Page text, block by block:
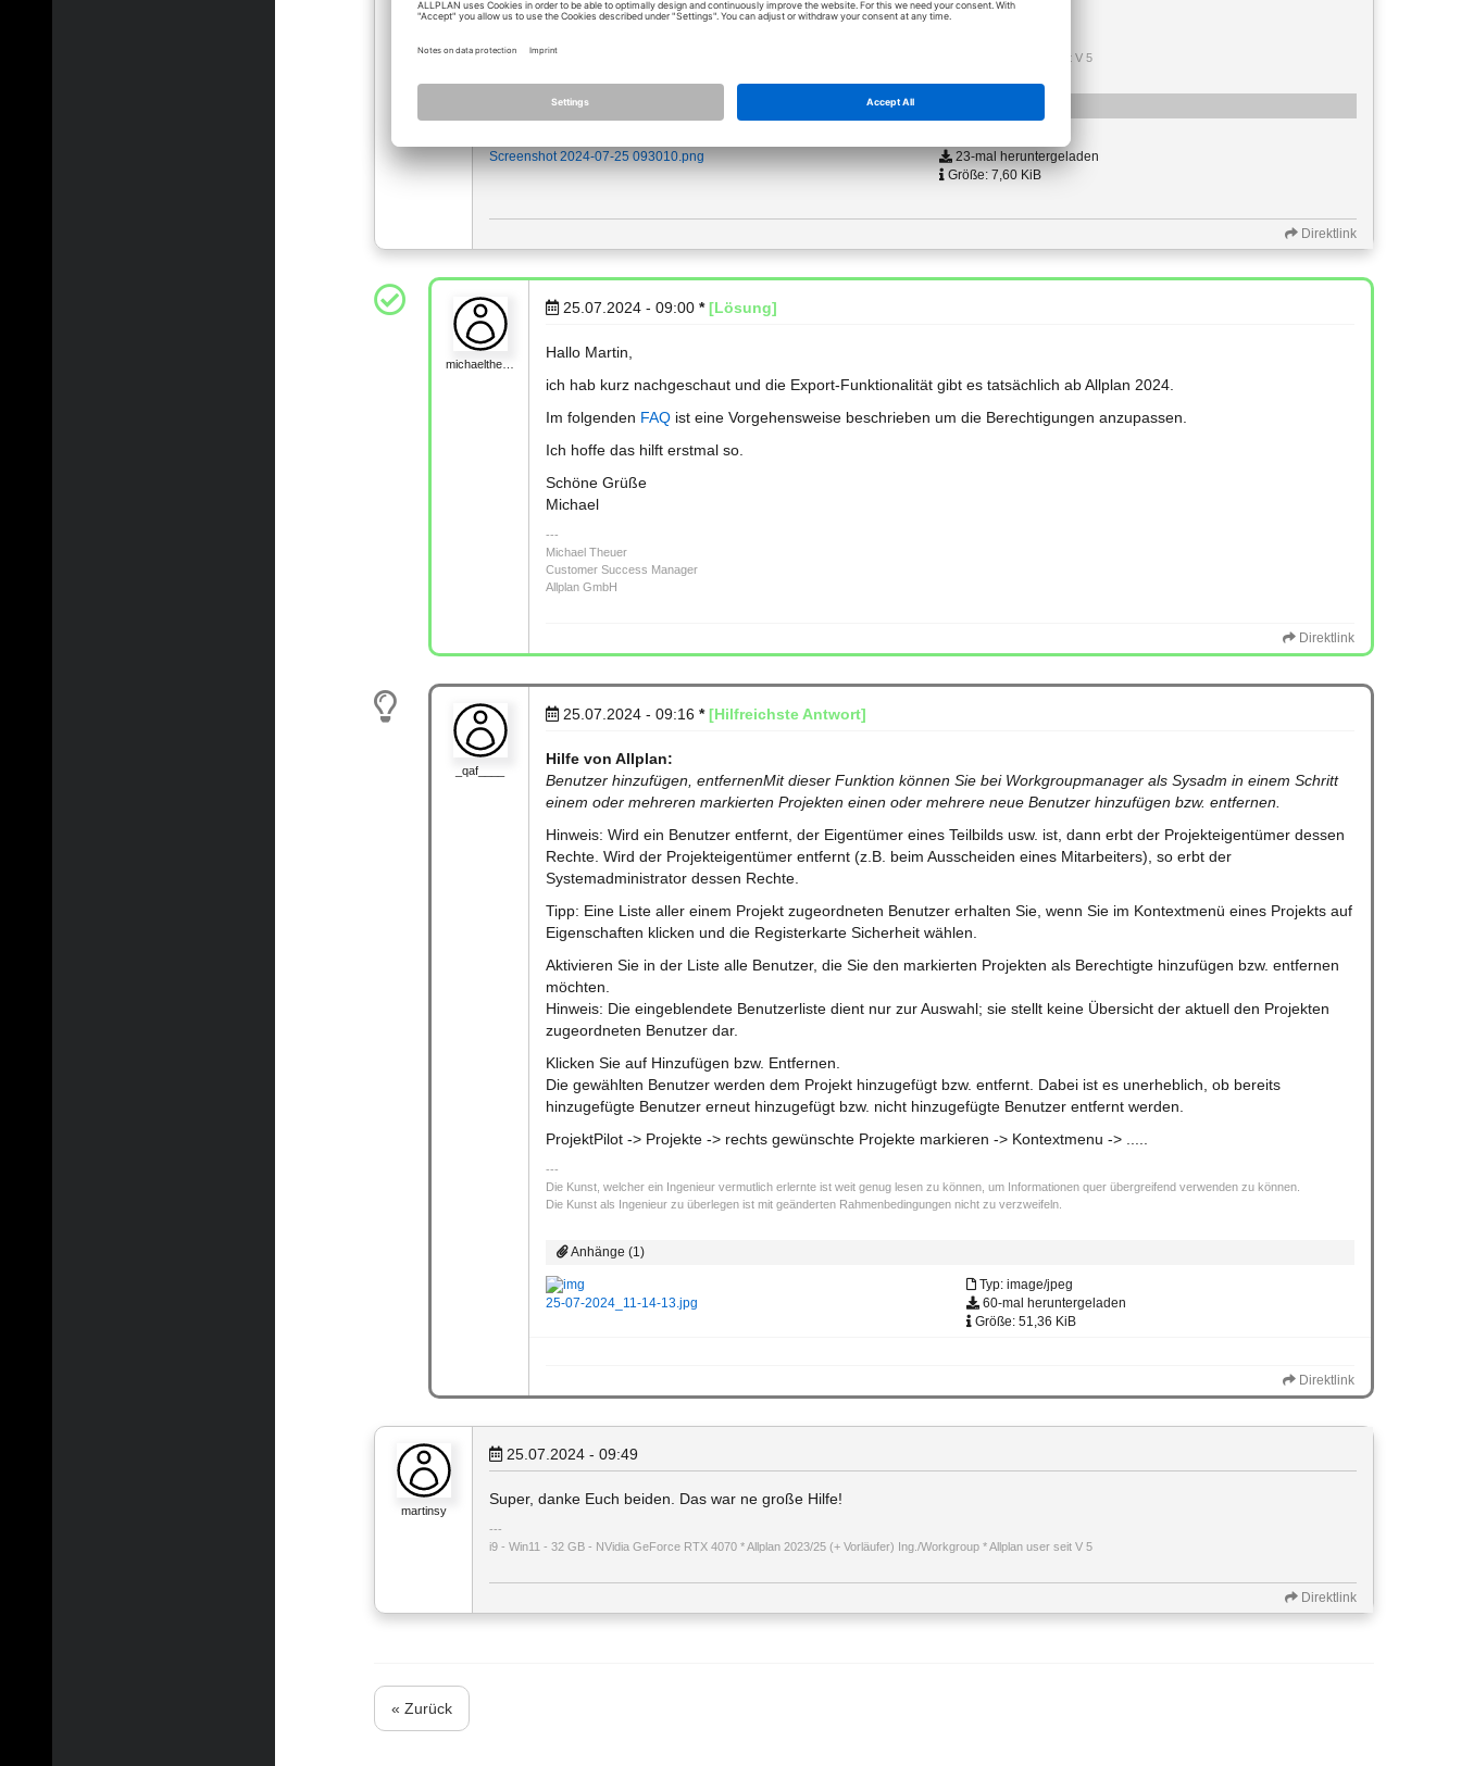
Martin
i9 - Win11 - 32 GB - NVidia GeForce RTX 4070 * Allplan 2023/25 (+ Vorläufer) Ing./Workgroup * Allplan user seit V 5
Anhänge (1)
Screenshot 2024-07-25 093010.png
23-mal heruntergeladen
Größe: 7,60 KiB
Direktlink
michaelthe…
25.07.2024 - 09:00 * [Lösung]
Hallo Martin,
ich hab kurz nachgeschaut und die Export-Funktionalität gibt es tatsächlich ab Allplan 2024.
Im folgenden FAQ ist eine Vorgehensweise beschrieben um die Berechtigungen anzupassen.
Ich hoffe das hilft erstmal so.
Schöne Grüße
Michael
Michael Theuer
Customer Success Manager
Allplan GmbH
Direktlink
_qaf____
25.07.2024 - 09:16 * [Hilfreichste Antwort]
Hilfe von Allplan:
Benutzer hinzufügen, entfernenMit dieser Funktion können Sie bei Workgroupmanager als Sysadm in einem Schritt
einem oder mehreren markierten Projekten einen oder mehrere neue Benutzer hinzufügen bzw. entfernen.
Hinweis: Wird ein Benutzer entfernt, der Eigentümer eines Teilbilds usw. ist, dann erbt der Projekteigentümer dessen
Rechte. Wird der Projekteigentümer entfernt (z.B. beim Ausscheiden eines Mitarbeiters), so erbt der
Systemadministrator dessen Rechte.
Tipp: Eine Liste aller einem Projekt zugeordneten Benutzer erhalten Sie, wenn Sie im Kontextmenü eines Projekts auf
Eigenschaften klicken und die Registerkarte Sicherheit wählen.
Aktivieren Sie in der Liste alle Benutzer, die Sie den markierten Projekten als Berechtigte hinzufügen bzw. entfernen
möchten.
Hinweis: Die eingeblendete Benutzerliste dient nur zur Auswahl; sie stellt keine Übersicht der aktuell den Projekten
zugeordneten Benutzer dar.
Klicken Sie auf Hinzufügen bzw. Entfernen.
Die gewählten Benutzer werden dem Projekt hinzugefügt bzw. entfernt. Dabei ist es unerheblich, ob bereits
hinzugefügte Benutzer erneut hinzugefügt bzw. nicht hinzugefügte Benutzer entfernt werden.
ProjektPilot -> Projekte -> rechts gewünschte Projekte markieren -> Kontextmenu -> .....
Die Kunst, welcher ein Ingenieur vermutlich erlernte ist weit genug lesen zu können, um Informationen quer übergreifend verwenden zu können.
Die Kunst als Ingenieur zu überlegen ist mit geänderten Rahmenbedingungen nicht zu verzweifeln.
Anhänge (1)
25-07-2024_11-14-13.jpg
Typ: image/jpeg
60-mal heruntergeladen
Größe: 51,36 KiB
Direktlink
martinsy
25.07.2024 - 09:49
Super, danke Euch beiden. Das war ne große Hilfe!
i9 - Win11 - 32 GB - NVidia GeForce RTX 4070 * Allplan 2023/25 (+ Vorläufer) Ing./Workgroup * Allplan user seit V 5
Direktlink
« Zurück